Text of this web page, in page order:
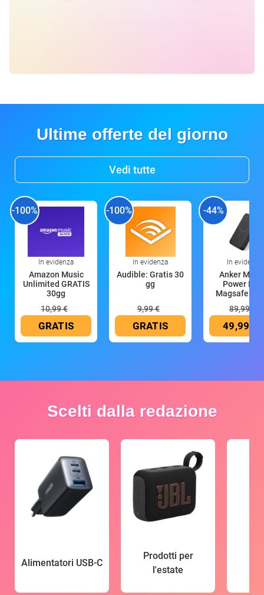
Ultime offerte del giorno
Vedi tutte
-100%
In evidenza
Amazon Music
Unlimited GRATIS
30gg
10,99 €
GRATIS
-100%
In evidenza
Audible: Gratis 30
gg
9,99 €
GRATIS
-44%
In evidenza
Anker
Power
Magsafe
89,99 €
49,99 €
Scelti dalla redazione
Alimentatori USB-C
Prodotti per
l'estate